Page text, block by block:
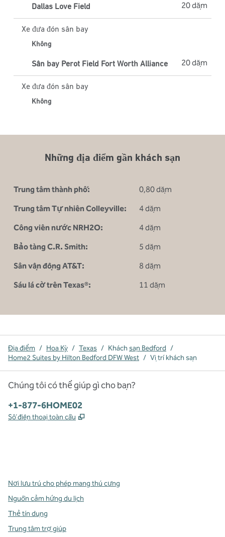
Dallas Love Field 20 dặm
Xe đưa đón sân bay
Không
Sân bay Perot Field Fort Worth Alliance 20 dặm
Xe đưa đón sân bay
Không
Những địa điểm gần khách sạn
Trung tâm thành phố:
0,80 dặm
Trung tâm Tự nhiên Colleyville:
4 dặm
Công viên nước NRH2O:
4 dặm
Bảo tàng C.R. Smith:
5 dặm
Sân vận động AT&T:
8 dặm
Sáu lá cờ trên Texas®:
11 dặm
Địa điểm / Hoa Kỳ / Texas / Khách sạn Bedford /
Home2 Suites by Hilton Bedford DFW West / Vị trí khách sạn
Chúng tôi có thể giúp gì cho bạn?
Điện thoại:
+1-877-6HOME02
Số điện thoại toàn cầu ,
Nơi lưu trú cho phép mang thú cưng
Nguồn cảm hứng du lịch
Thẻ tín dụng
Trung tâm trợ giúp